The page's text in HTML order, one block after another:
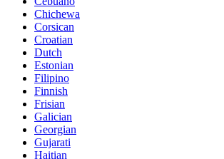
Chichewa
Corsican
Croatian
Dutch
Estonian
Filipino
Finnish
Frisian
Galician
Georgian
Gujarati
Haitian